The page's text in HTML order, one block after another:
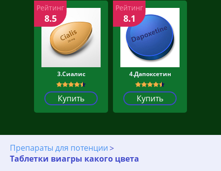
3.Сиалис
Купить
Рейтинг
8.5
4.Дапоксетин
Купить
Рейтинг
8.1
Препараты для потенции
Таблетки виагры какого цвета